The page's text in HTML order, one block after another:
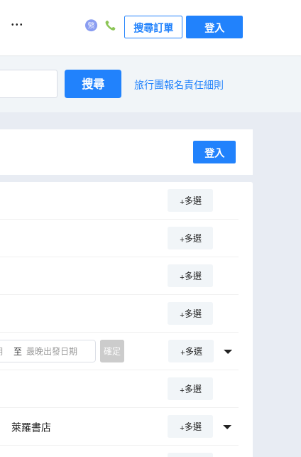
... 搜尋訂單 登入
搜尋 旅行團報名責任細則
登入
+多選
+多選
+多選
+多選
至 確定 +多選
+多選
萊羅書店
+多選